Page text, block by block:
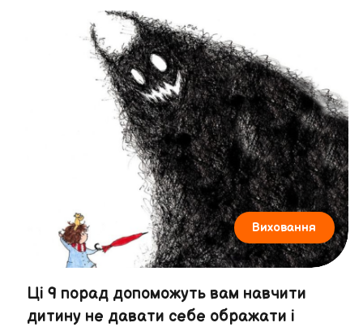
Виховання
Ці 9 порад допоможуть вам навчити
дитину не давати себе ображати і